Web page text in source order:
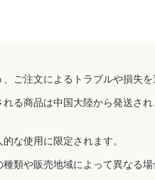
ご注文によるトラブルや損失
る商品は中国大陸から発送さ
な使用に限定されます。
類や販売地域によって異なる